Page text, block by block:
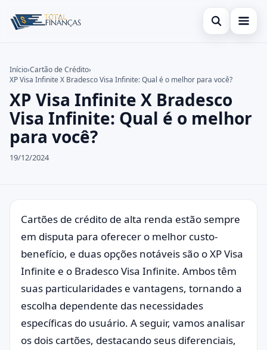
Abrir busca
Cartão de Crédito
Empréstimo
Finanças
Legal
Buscar no site
Buscar por:
Pressione Enter para buscar ou ESC para fechar.
Início›Cartão de Crédito›
XP Visa Infinite X Bradesco Visa Infinite: Qual é o melhor para você?
XP Visa Infinite X Bradesco
Visa Infinite: Qual é o melhor
para você?
19/12/2024
Cartões de crédito de alta renda estão sempre
em disputa para oferecer o melhor custo-
benefício, e duas opções notáveis são o XP Visa
Infinite e o Bradesco Visa Infinite. Ambos têm
suas particularidades e vantagens, tornando a
escolha dependente das necessidades
específicas do usuário. A seguir, vamos analisar
os dois cartões, destacando seus diferenciais,